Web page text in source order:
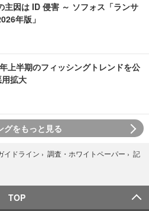
主因は ID 侵害 ～ ソフォス「ランサ
年版」
上半期のフィッシングトレンドを公
拡大
グをもっと見る
イドライン › 調査・ホワイトペーパー › 記
TOP